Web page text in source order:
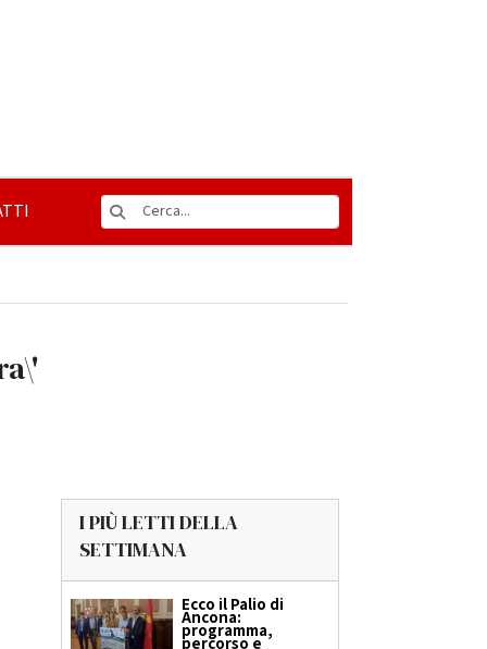
I PIÙ LETTI DELLA
SETTIMANA
Ecco il Palio di
Ancona:
programma,
percorso e